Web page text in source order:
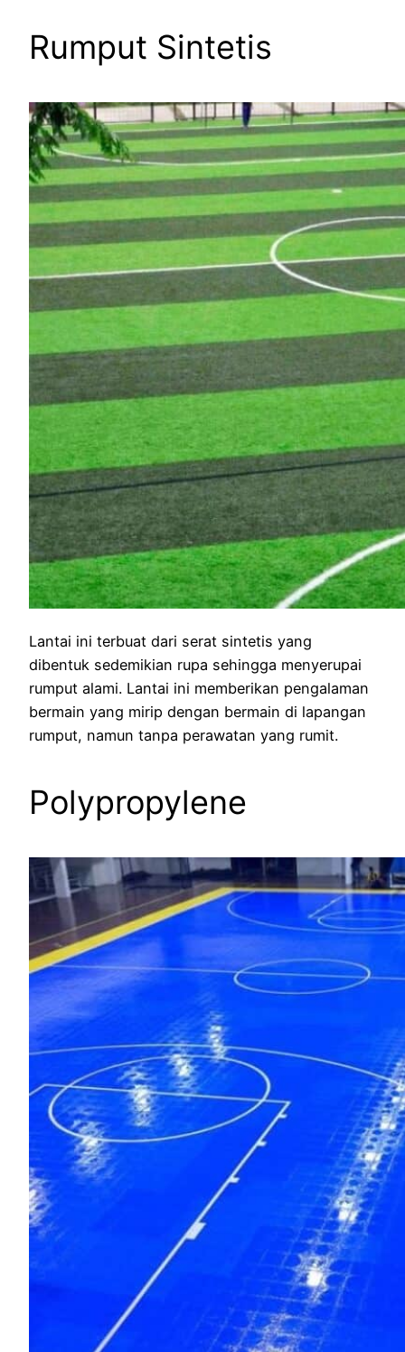
Rumput Sintetis
Lantai ini terbuat dari serat sintetis yang
dibentuk sedemikian rupa sehingga menyerupai
rumput alami. Lantai ini memberikan pengalaman
bermain yang mirip dengan bermain di lapangan
rumput, namun tanpa perawatan yang rumit.
Polypropylene